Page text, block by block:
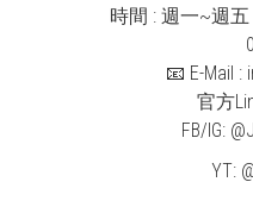
時間 : 週一~週
📧 E-Mail :
官方
FB/IG:
YT: